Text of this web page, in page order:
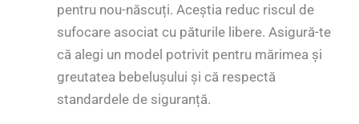
pentru nou-născuți. Aceștia reduc riscul de
sufocare asociat cu păturile libere. Asigură-te
că alegi un model potrivit pentru mărimea și
greutatea bebelușului și că respectă
standardele de siguranță.